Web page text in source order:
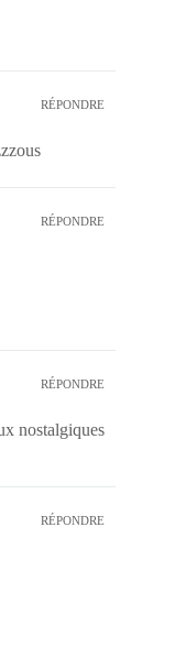
RÉPONDRE
RÉPONDRE
RÉPONDRE
nostalgiques
RÉPONDRE